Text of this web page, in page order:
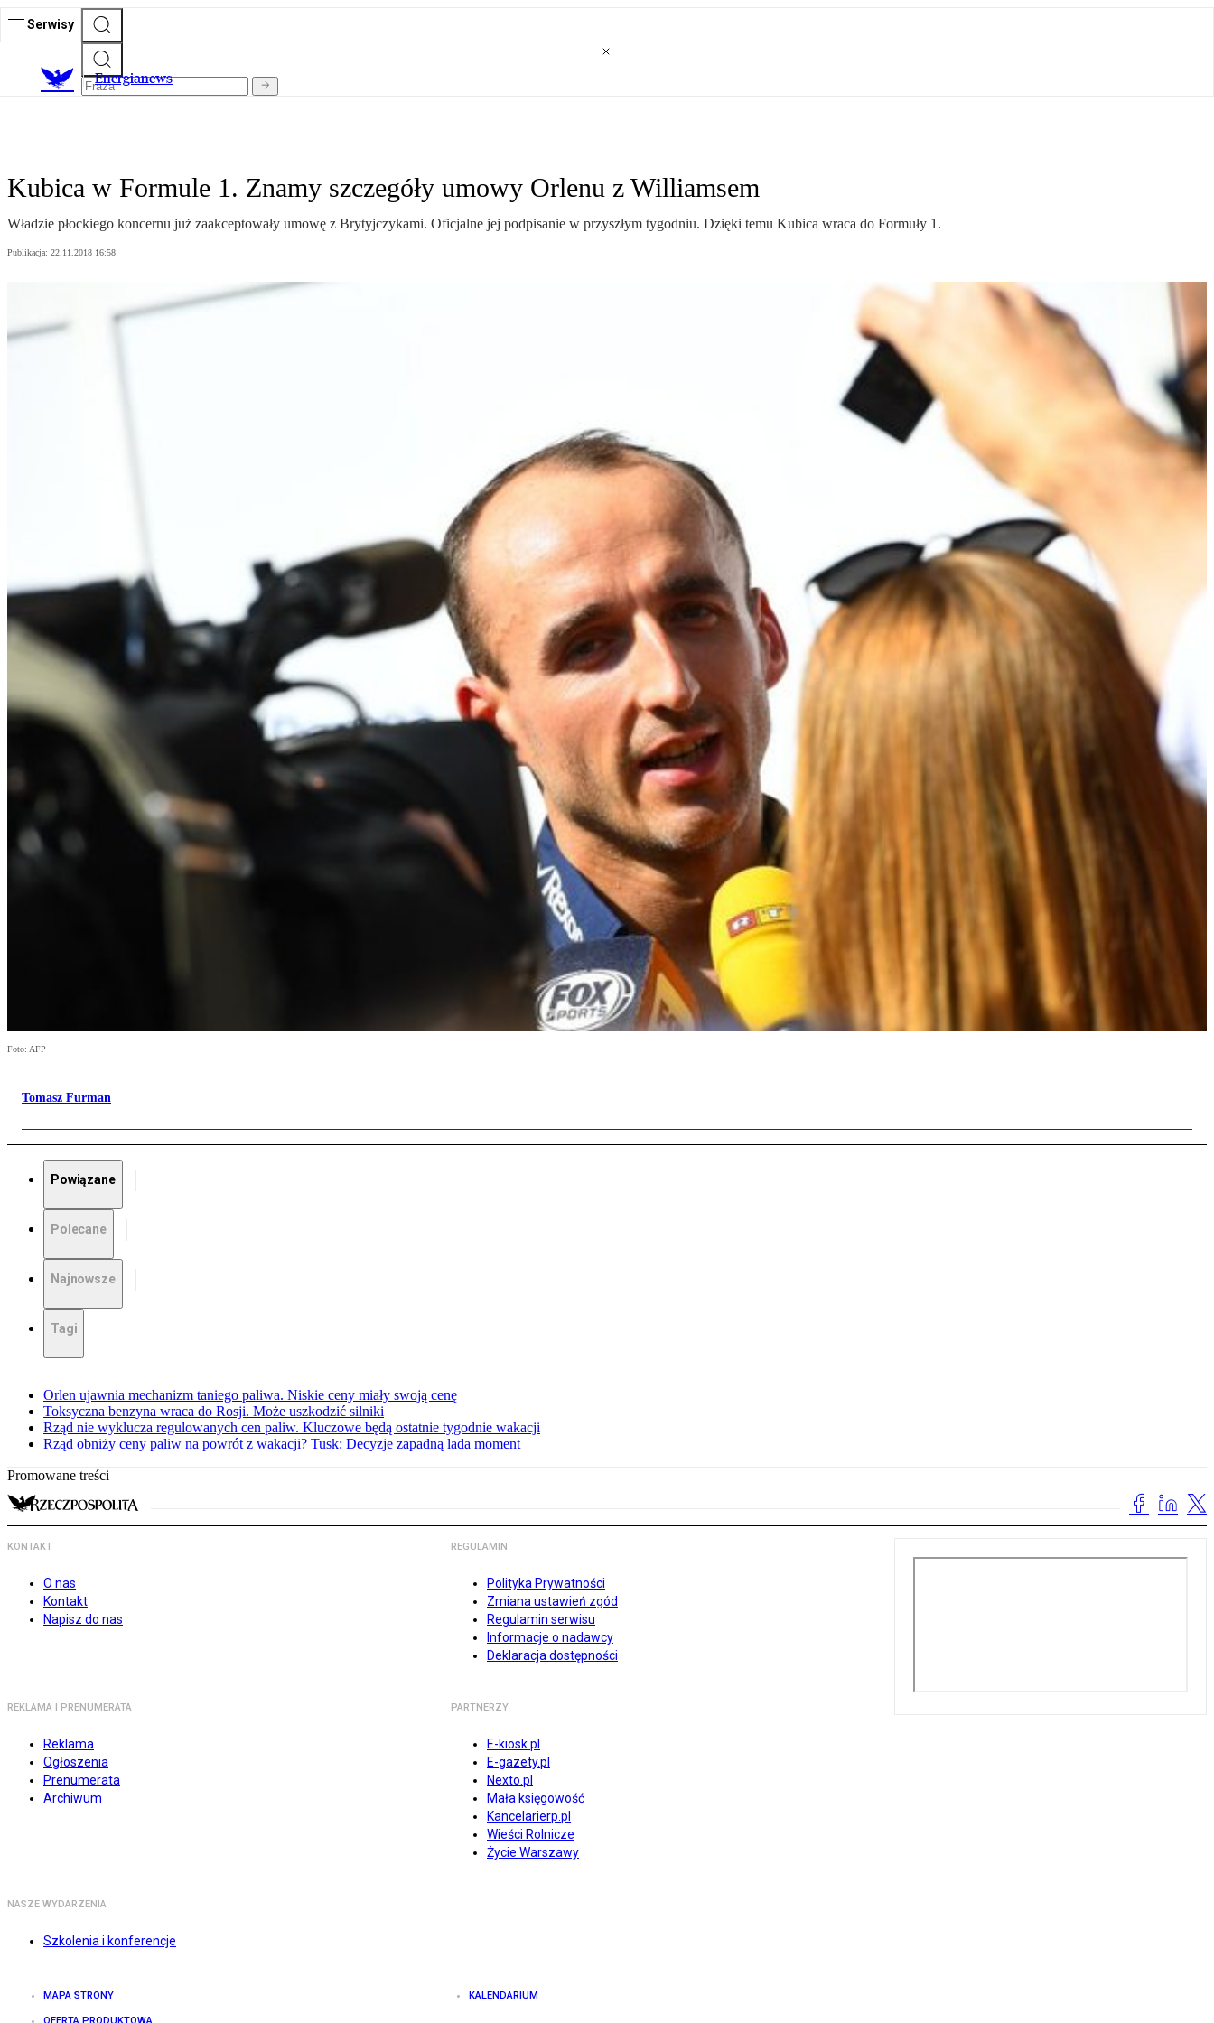
Serwisy
Energianews
Kubica w Formule 1. Znamy szczegóły umowy Orlenu z Williamsem
Władzie płockiego koncernu już zaakceptowały umowę z Brytyjczykami. Oficjalne jej podpisanie w przyszłym tygodniu. Dzięki temu Kubica wraca do Formuły 1.
Publikacja: 22.11.2018 16:58
Foto: AFP
Tomasz Furman
Powiązane
Polecane
Najnowsze
Tagi
Orlen ujawnia mechanizm taniego paliwa. Niskie ceny miały swoją cenę
Toksyczna benzyna wraca do Rosji. Może uszkodzić silniki
Rząd nie wyklucza regulowanych cen paliw. Kluczowe będą ostatnie tygodnie wakacji
Rząd obniży ceny paliw na powrót z wakacji? Tusk: Decyzje zapadną lada moment
Promowane treści
KONTAKT
O nas
Kontakt
Napisz do nas
REGULAMIN
Polityka Prywatności
Zmiana ustawień zgód
Regulamin serwisu
Informacje o nadawcy
Deklaracja dostępności
REKLAMA I PRENUMERATA
Reklama
Ogłoszenia
Prenumerata
Archiwum
PARTNERZY
E-kiosk.pl
E-gazety.pl
Nexto.pl
Mała księgowość
Kancelarierp.pl
Wieści Rolnicze
Życie Warszawy
NASZE WYDARZENIA
Szkolenia i konferencje
MAPA STRONY KALENDARIUM